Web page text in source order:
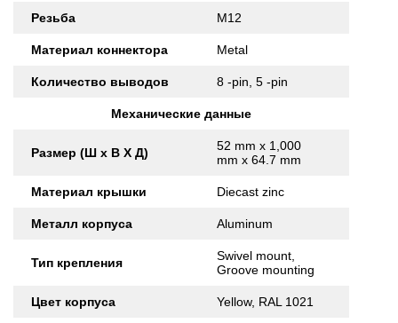
Резьба M12
Материал коннектора Metal
Количество выводов 8 -pin, 5 -pin
Механические данные
Размер (Ш x В X Д)
52 mm x 1,000
mm x 64.7 mm
Материал крышки Diecast zinc
Металл корпуса Aluminum
Тип крепления
Swivel mount,
Groove mounting
Цвет корпуса Yellow, RAL 1021